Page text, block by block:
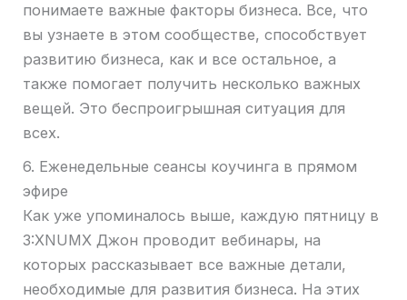
понимаете важные факторы бизнеса. Все, что
вы узнаете в этом сообществе, способствует
развитию бизнеса, как и все остальное, а
также помогает получить несколько важных
вещей. Это беспроигрышная ситуация для
всех.
6. Еженедельные сеансы коучинга в прямом
эфире
Как уже упоминалось выше, каждую пятницу в
3:XNUMX Джон проводит вебинары, на
которых рассказывает все важные детали,
необходимые для развития бизнеса. На этих